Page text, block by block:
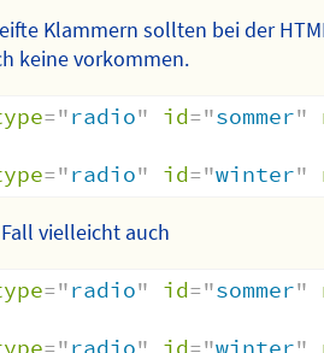
Klammern sollten bei der
keine vorkommen.
="radio" id="sommer"
="radio" id="winter"
vielleicht auch
="radio" id="sommer"